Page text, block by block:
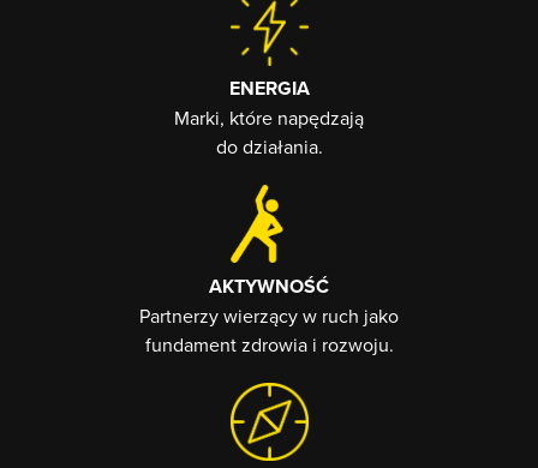
ENERGIA
Marki, które napędzają
do działania.
AKTYWNOŚĆ
Partnerzy wierzący w ruch jako
fundament zdrowia i rozwoju.